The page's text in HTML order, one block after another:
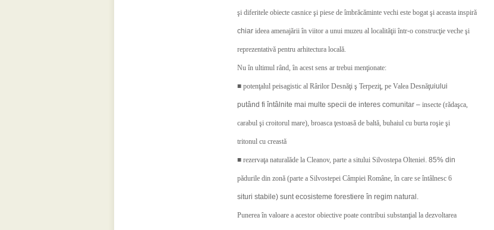
şi diferitele obiecte casnice şi piese de îmbrăcăminte vechi este bogat şi aceasta inspiră
chiar ideea amenajării în viitor a unui muzeu al localităţii într-o construcţie veche şi
reprezentativă pentru arhitectura locală.
Nu în ultimul rând, în acest sens ar trebui menţionate:
■ potenţalul peisagistic al Rârilor Desnăţi ş Terpeziţ, pe Valea Desnăţuiului
putând fi întâlnite mai multe specii de interes comunitar – insecte (rădaşca,
carabul şi croitorul mare), broasca ţestoasă de baltă, buhaiul cu burta roşie şi
tritonul cu creastă
■ rezervaţa naturalăde la Cleanov, parte a sitului Silvostepa Olteniei. 85% din
pădurile din zonă (parte a Silvostepei Câmpiei Române, în care se întâlnesc 6
situri stabile) sunt ecosisteme forestiere în regim natural.
Punerea în valoare a acestor obiective poate contribui substanţial la dezvoltarea